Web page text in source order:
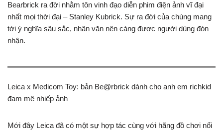
Bearbrick ra đời nhằm tôn vinh đạo diễn phim điện ảnh vĩ đại
nhất mọi thời đại – Stanley Kubrick. Sự ra đời của chúng mang
tới ý nghĩa sâu sắc, nhân văn nên càng được người dùng đón
nhận.
Leica x Medicom Toy: bản Be@rbrick dành cho anh em richkid
đam mê nhiếp ảnh
Mới đây Leica đã có một sự hợp tác cùng với hãng đồ chơi nổi